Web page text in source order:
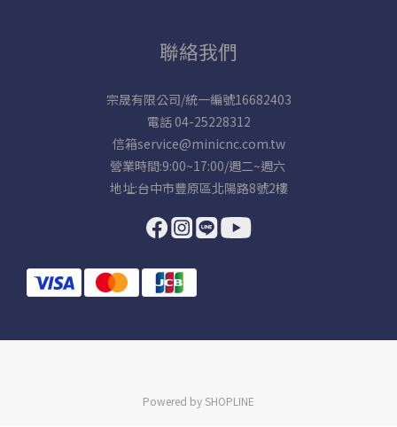
聯絡我們
宗晟有限公司/統一編號16682403
電話 04-25228312
信箱service@minicnc.com.tw
營業時間:9:00~17:00/週二~週六
地址:台中市豐原區北陽路8號2樓
Powered by SHOPLINE